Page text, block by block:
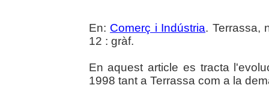
En: Comerç i Indústria. Terrassa,
12 : gràf.
En aquest article es tracta
1998 tant a Terrassa com a la